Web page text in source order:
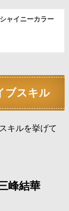
ャイニーカラー
ブスキル
キルを挙げて
峰結華